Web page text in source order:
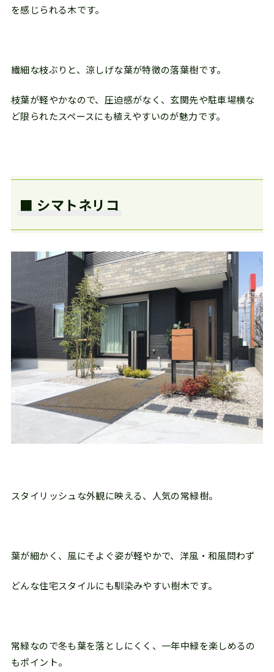
を感じられる木です。
繊細な枝ぶりと、涼しげな葉が特徴の落葉樹です。
枝葉が軽やかなので、圧迫感がなく、玄関先や駐車場横な
ど限られたスペースにも植えやすいのが魅力です。
■ シマトネリコ
スタイリッシュな外観に映える、人気の常緑樹。
葉が細かく、風にそよぐ姿が軽やかで、洋風・和風問わず
どんな住宅スタイルにも馴染みやすい樹木です。
常緑なので冬も葉を落としにくく、一年中緑を楽しめるの
もポイント。